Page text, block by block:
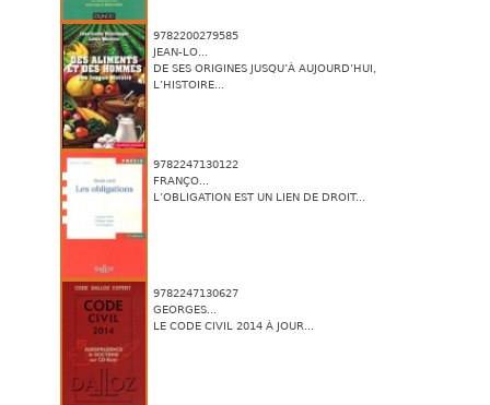
9782200279585
JEAN-LO...
DE SES ORIGINES JUSQU’À AUJOURD’HUI,
L’HISTOIRE...
9782247130122
FRANÇO...
L’OBLIGATION EST UN LIEN DE DROIT...
9782247130627
GEORGES...
LE CODE CIVIL 2014 À JOUR...